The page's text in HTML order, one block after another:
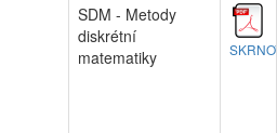
SDM - Metody
diskrétní
matematiky